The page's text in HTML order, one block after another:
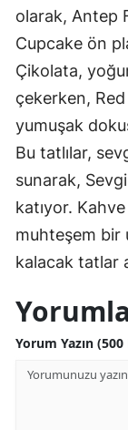
olarak, Antep
Cupcake ön
Çikolata,
çekerken, Red
yumuşak
Bu tatlılar,
sunarak,
katıyor.
muhteşem bir
kalacak tatlar
Yorum Yazın